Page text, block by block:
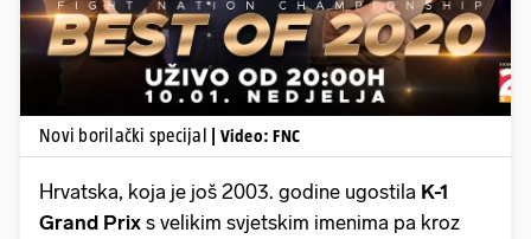
Novi borilački specijal | Video: FNC
Hrvatska, koja je još 2003. godine ugostila K-1
Grand Prix s velikim svjetskim imenima pa kroz